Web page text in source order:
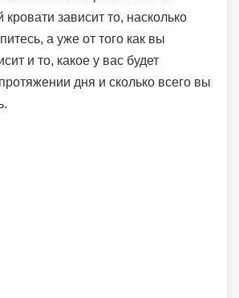
зависит то, насколько
а уже от того как вы
и то, какое у вас будет
дня и сколько всего вы